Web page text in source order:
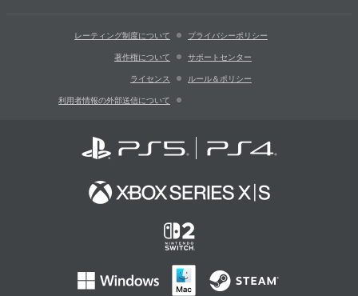
レーティング制度について プライバシーポリシー
著作権について サポートセンター
ライセンス ルール＆ポリシー
利用者情報の外部送信について